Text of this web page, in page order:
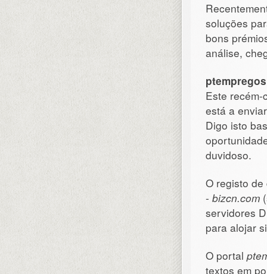
soluções
bons
análise,
Este
está a
Digo isto
duvidoso.
O registo
- bizcn.com
servidores
para alojar
O portal
textos em